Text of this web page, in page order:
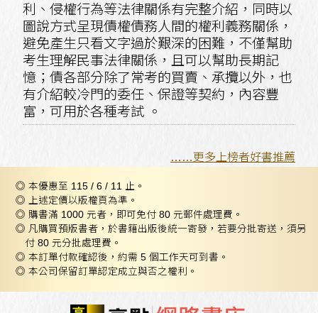
利、侵權行為等法律關係有完整介紹，同時以
圖說方式呈現債權債務人間的權利義務關係，
避免產生只看文字過於艱深的困難，不僅幫助
考生理解民事法律關係，且可以幫助長期記
憶；債各部分除了常考的買賣、承攬以外，也
有介紹較冷門的委任、保證等契約，內容豐
富，可用於各種考試 。
……更多上榜者好書推薦
◎ 本優惠至 115 / 6 / 11 止。
◎ 上述定價以版權頁為準。
◎ 購書滿 1000 元者，即可免付 80 元郵件處理費。
◎ 凡購買預版書者，於書籍出版後統一寄發，若要分批寄送，須另
付 80 元分批處理費。
◎ 本訂單付款確認後，約需 5 個工作天可到書。
◎ 本公司保留訂單認定成立與否之權利。